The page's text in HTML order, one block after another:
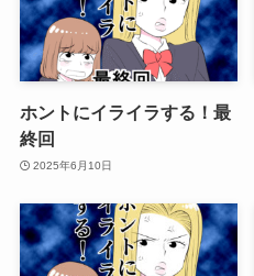
ホントにイライラする！最
終回
2025年6月10日